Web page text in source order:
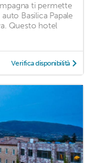
ti permette
Basilica Papale
Questo hotel
Verifica disponibilità